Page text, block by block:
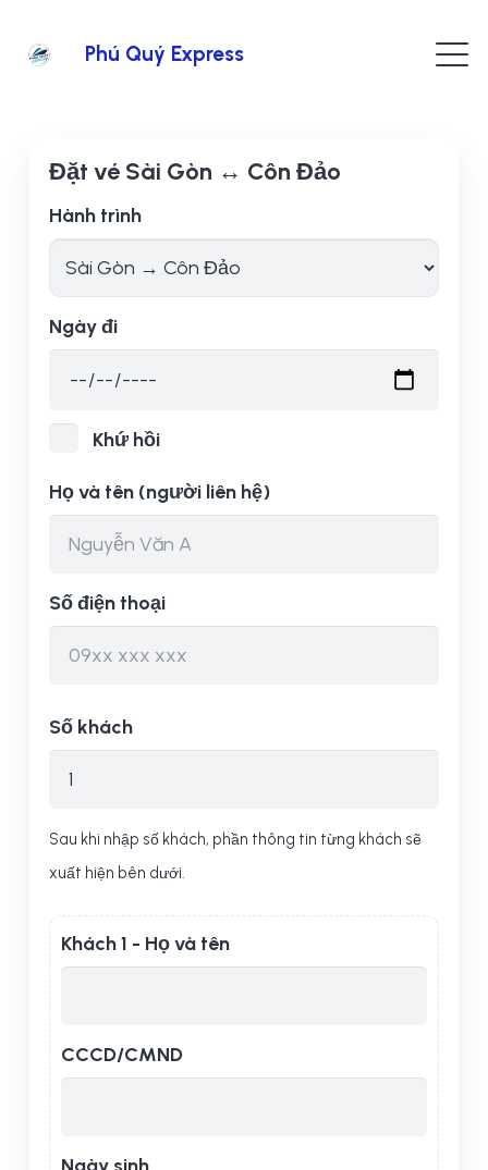
Phú Quý Express
Đặt vé Sài Gòn ↔ Côn Đảo
Hành trình
Ngày đi
Khứ hồi
Họ và tên (người liên hệ)
Số điện thoại
Số khách
Sau khi nhập số khách, phần thông tin từng khách sẽ
xuất hiện bên dưới.
Khách 1 - Họ và tên
CCCD/CMND